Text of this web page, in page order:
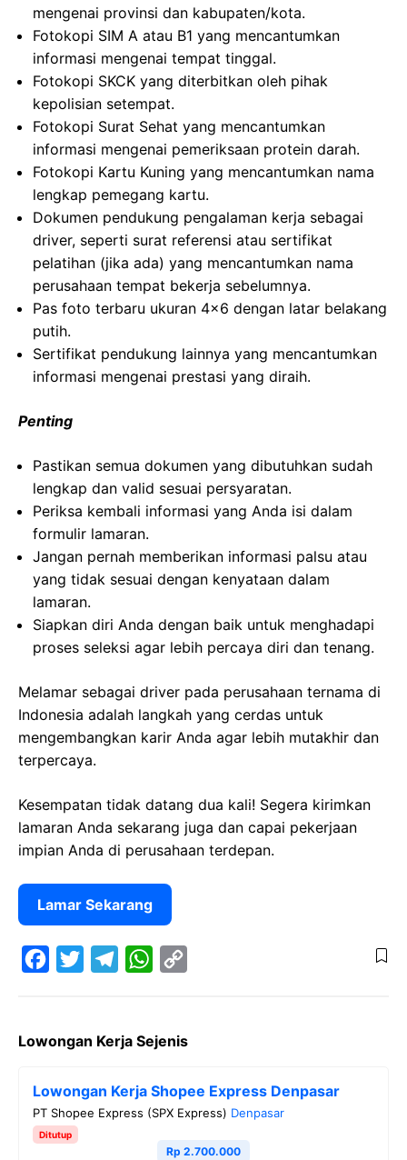
mengenai provinsi dan kabupaten/kota.
Fotokopi SIM A atau B1 yang mencantumkan
informasi mengenai tempat tinggal.
Fotokopi SKCK yang diterbitkan oleh pihak
kepolisian setempat.
Fotokopi Surat Sehat yang mencantumkan
informasi mengenai pemeriksaan protein darah.
Fotokopi Kartu Kuning yang mencantumkan nama
lengkap pemegang kartu.
Dokumen pendukung pengalaman kerja sebagai
driver, seperti surat referensi atau sertifikat
pelatihan (jika ada) yang mencantumkan nama
perusahaan tempat bekerja sebelumnya.
Pas foto terbaru ukuran 4×6 dengan latar belakang
putih.
Sertifikat pendukung lainnya yang mencantumkan
informasi mengenai prestasi yang diraih.
Penting
Pastikan semua dokumen yang dibutuhkan sudah
lengkap dan valid sesuai persyaratan.
Periksa kembali informasi yang Anda isi dalam
formulir lamaran.
Jangan pernah memberikan informasi palsu atau
yang tidak sesuai dengan kenyataan dalam
lamaran.
Siapkan diri Anda dengan baik untuk menghadapi
proses seleksi agar lebih percaya diri dan tenang.
Melamar sebagai driver pada perusahaan ternama di
Indonesia adalah langkah yang cerdas untuk
mengembangkan karir Anda agar lebih mutakhir dan
terpercaya.
Kesempatan tidak datang dua kali! Segera kirimkan
lamaran Anda sekarang juga dan capai pekerjaan
impian Anda di perusahaan terdepan.
Lamar Sekarang
c
i
t
e
r
l
g
r
a
s
A
p
L
i
n
Lowongan Kerja Sejenis
Lowongan Kerja Shopee Express Denpasar
PT Shopee Express (SPX Express) Denpasar
Ditutup
Rp 2.700.000